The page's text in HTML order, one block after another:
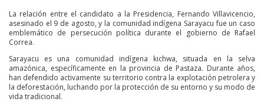
La relación entre el candidato a la Presidencia, Fernando Villavicencio,
asesinado el 9 de agosto, y la comunidad indígena Sarayacu fue un caso
emblemático de persecución política durante el gobierno de Rafael
Correa.
Sarayacu es una comunidad indígena kichwa, situada en la selva
amazónica, específicamente en la provincia de Pastaza. Durante años,
han defendido activamente su territorio contra la explotación petrolera y
la deforestación, luchando por la protección de su entorno y su modo de
vida tradicional.